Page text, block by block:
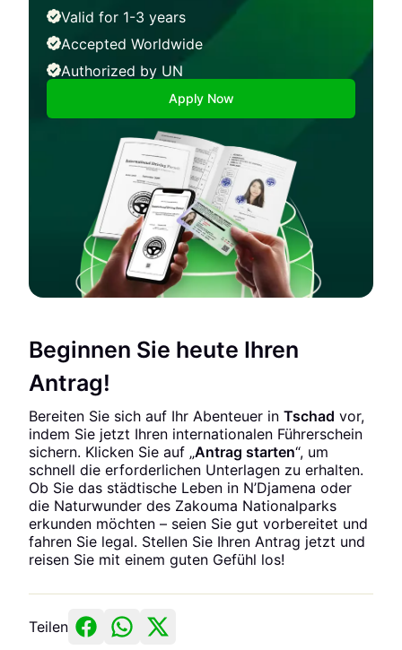
Valid for 1-3 years
Accepted Worldwide
Authorized by UN
Apply Now
Beginnen Sie heute Ihren
Antrag!
Bereiten Sie sich auf Ihr Abenteuer in Tschad vor,
indem Sie jetzt Ihren internationalen Führerschein
sichern. Klicken Sie auf „Antrag starten“, um
schnell die erforderlichen Unterlagen zu erhalten.
Ob Sie das städtische Leben in N’Djamena oder
die Naturwunder des Zakouma Nationalparks
erkunden möchten – seien Sie gut vorbereitet und
fahren Sie legal. Stellen Sie Ihren Antrag jetzt und
reisen Sie mit einem guten Gefühl los!
Teilen